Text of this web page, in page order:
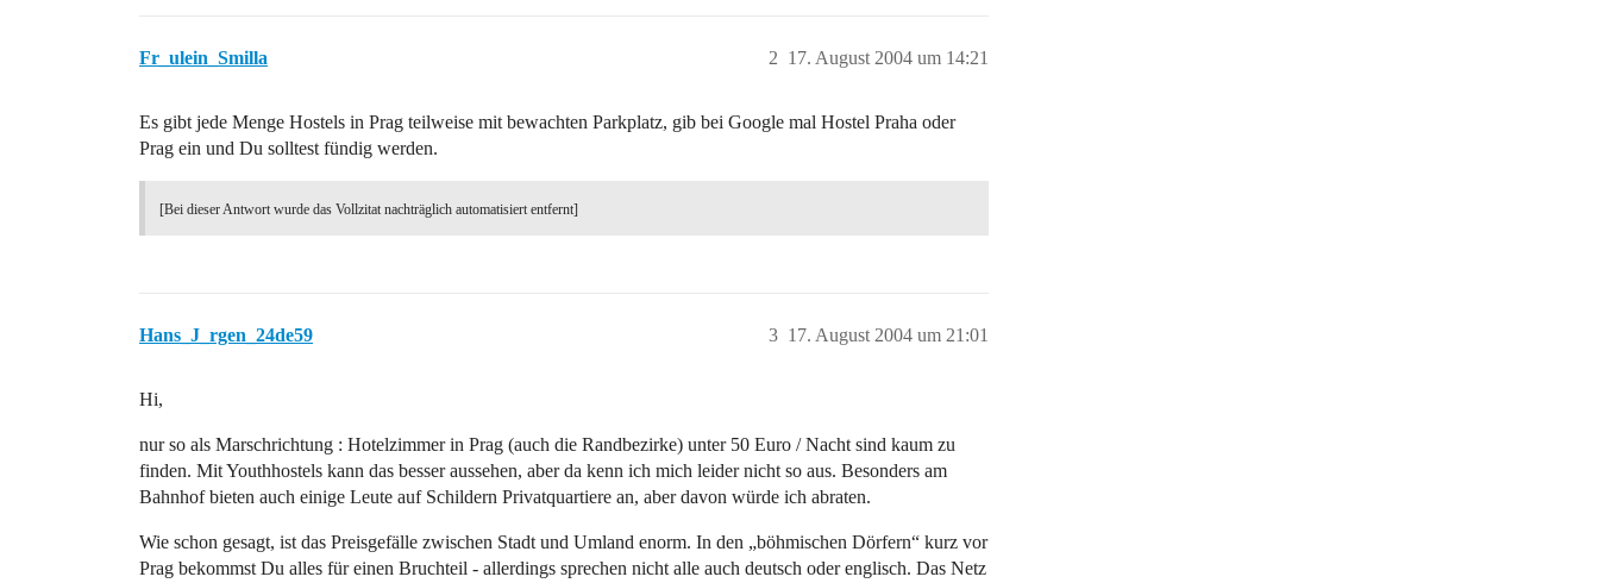
Fr_ulein_Smilla 17. August 2004 um 14:21
2
Es gibt jede Menge Hostels in Prag teilweise mit bewachten Parkplatz, gib bei Google mal Hostel Praha oder
Prag ein und Du solltest fündig werden.
[Bei dieser Antwort wurde das Vollzitat nachträglich automatisiert entfernt]
Hans_J_rgen_24de59 17. August 2004 um 21:01
3
Hi,
nur so als Marschrichtung : Hotelzimmer in Prag (auch die Randbezirke) unter 50 Euro / Nacht sind kaum zu
finden. Mit Youthhostels kann das besser aussehen, aber da kenn ich mich leider nicht so aus. Besonders am
Bahnhof bieten auch einige Leute auf Schildern Privatquartiere an, aber davon würde ich abraten.
Wie schon gesagt, ist das Preisgefälle zwischen Stadt und Umland enorm. In den „böhmischen Dörfern“ kurz vor
Prag bekommst Du alles für einen Bruchteil - allerdings sprechen nicht alle auch deutsch oder englisch. Das Netz